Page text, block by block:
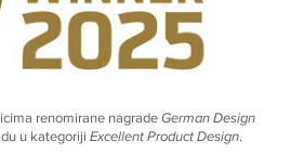
renomirane nagradeGerman Design
u kategoriji Excellent Product Design.